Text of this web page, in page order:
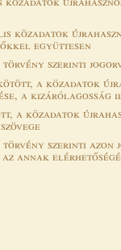
közadatok
együttesen
törvény szerinti
a közadatok
a
a közadatok
szerinti azon
annak